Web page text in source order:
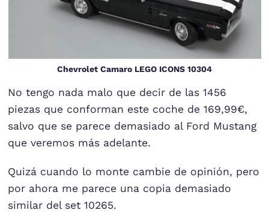
Chevrolet Camaro LEGO ICONS 10304
No tengo nada malo que decir de las 1456
piezas que conforman este coche de 169,99€,
salvo que se parece demasiado al Ford Mustang
que veremos más adelante.
Quizá cuando lo monte cambie de opinión, pero
por ahora me parece una copia demasiado
similar del set 10265.